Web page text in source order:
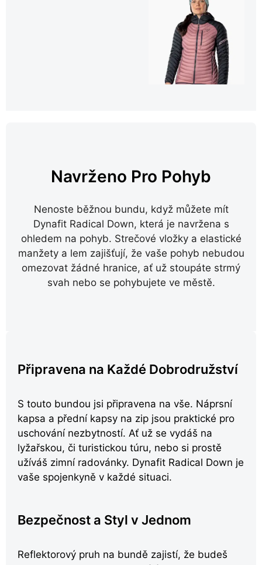
Navrženo Pro Pohyb
Nenoste běžnou bundu, když můžete mít
Dynafit Radical Down, která je navržena s
ohledem na pohyb. Strečové vložky a elastické
manžety a lem zajišťují, že vaše pohyb nebudou
omezovat žádné hranice, ať už stoupáte strmý
svah nebo se pohybujete ve městě.
Připravena na Každé Dobrodružství
S touto bundou jsi připravena na vše. Náprsní
kapsa a přední kapsy na zip jsou praktické pro
uschování nezbytností. Ať už se vydáš na
lyžařskou, či turistickou túru, nebo si prostě
užíváš zimní radovánky. Dynafit Radical Down je
vaše spojenkyně v každé situaci.
Bezpečnost a Styl v Jednom
Reflektorový pruh na bundě zajistí, že budeš